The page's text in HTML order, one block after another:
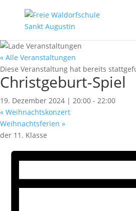
« Alle Veranstaltungen
Diese Veranstaltung hat bereits
Christgeburt-Spiel
19. Dezember 2024 | 20:00 - 22:00
« Weihnachtskonzert
Weihnachtsferien »
der 11. Klasse